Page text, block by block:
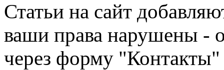
Статьи на сайт
ваши права нарушены -
через форму "Контакты"